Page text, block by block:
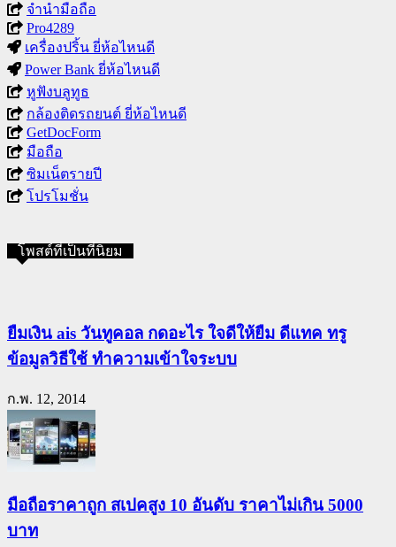
จำนำมือถือ
Pro4289
เครื่องปริ้น ยี่ห้อไหนดี
Power Bank ยี่ห้อไหนดี
หูฟังบลูทูธ
กล้องติดรถยนต์ ยี่ห้อไหนดี
GetDocForm
มือถือ
ซิมเน็ตรายปี
โปรโมชั่น
โพสต์ที่เป็นที่นิยม
ยืมเงิน ais วันทูคอล กดอะไร ใจดีให้ยืม ดีแทค ทรู
ข้อมูลวิธีใช้ ทำความเข้าใจระบบ
ก.พ. 12, 2014
มือถือราคาถูก สเปคสูง 10 อันดับ ราคาไม่เกิน 5000
บาท